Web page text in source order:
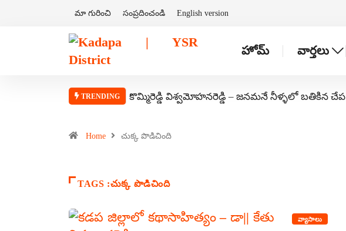
మా గురించి సంప్రదించండి English version
హోమ్ వార్తలు
TRENDING కొమ్మిరెడ్డి విశ్వమోహనరెడ్డి – జనమనే నీళ్ళలో బతికిన చేప
Home చుక్క పొడిచింది
TAGS :చుక్క పొడిచింది
వ్యాసాలు